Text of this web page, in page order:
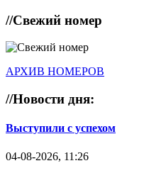
//Свежий номер
АРХИВ НОМЕРОВ
//Новости дня:
Выступили с успехом
04-08-2026, 11:26